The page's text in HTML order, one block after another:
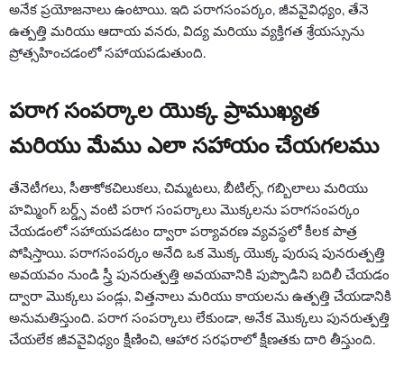
అనేక ప్రయోజనాలు ఉంటాయి. ఇది పరాగసంపర్కం, జీవవైవిధ్యం, తేనె
ఉత్పత్తి మరియు ఆదాయ వనరు, విద్య మరియు వ్యక్తిగత శ్రేయస్సును
ప్రోత్సహించడంలో సహాయపడుతుంది.
పరాగ సంపర్కాల యొక్క ప్రాముఖ్యత
మరియు మేము ఎలా సహాయం చేయగలము
తేనెటీగలు, సీతాకోకచిలుకలు, చిమ్మటలు, బీటిల్స్, గబ్బిలాలు మరియు
హమ్మింగ్ బర్డ్స్ వంటి పరాగ సంపర్కాలు మొక్కలను పరాగసంపర్కం
చేయడంలో సహాయపడటం ద్వారా పర్యావరణ వ్యవస్థలో కీలక పాత్ర
పోషిస్తాయి. పరాగసంపర్కం అనేది ఒక మొక్క యొక్క పురుష పునరుత్పత్తి
అవయవం నుండి స్త్రీ పునరుత్పత్తి అవయవానికి పుప్పొడిని బదిలీ చేయడం
ద్వారా మొక్కలు పండ్లు, విత్తనాలు మరియు కాయలను ఉత్పత్తి చేయడానికి
అనుమతిస్తుంది. పరాగ సంపర్కాలు లేకుండా, అనేక మొక్కలు పునరుత్పత్తి
చేయలేక జీవవైవిధ్యం క్షీణించి, ఆహార సరఫరాలో క్షీణతకు దారి తీస్తుంది.